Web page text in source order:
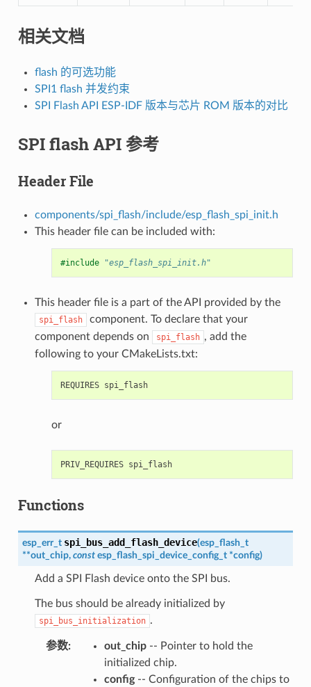
相关文档
flash 的可选功能
SPI1 flash 并发约束
SPI Flash API ESP-IDF 版本与芯片 ROM 版本的对比
SPI flash API 参考
Header File
components/spi_flash/include/esp_flash_spi_init.h
This header file can be included with:
#include "esp_flash_spi_init.h"
This header file is a part of the API provided by the
spi_flash
component. To declare that your
component depends on
spi_flash , add the
following to your CMakeLists.txt:
REQUIRES spi_flash
or
PRIV_REQUIRES spi_flash
Functions
esp_err_t spi_bus_add_flash_device(esp_flash_t
**out_chip, const esp_flash_spi_device_config_t *config)
Add a SPI Flash device onto the SPI bus.
The bus should be already initialized by
spi_bus_initialization .
参数: out_chip-- Pointer to hold the
initialized chip.
config-- Configuration of the chips to